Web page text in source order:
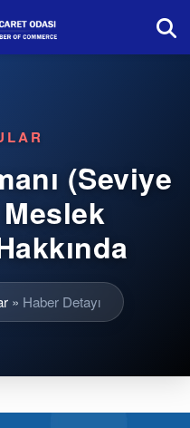
(Seviye
» Haber Detayı